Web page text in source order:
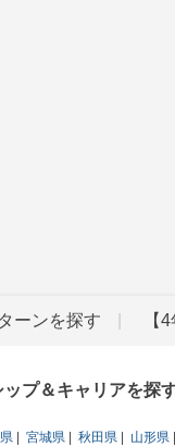
ーンを探す 【
プ＆キャリアを探
宮城県 秋田県 山形県